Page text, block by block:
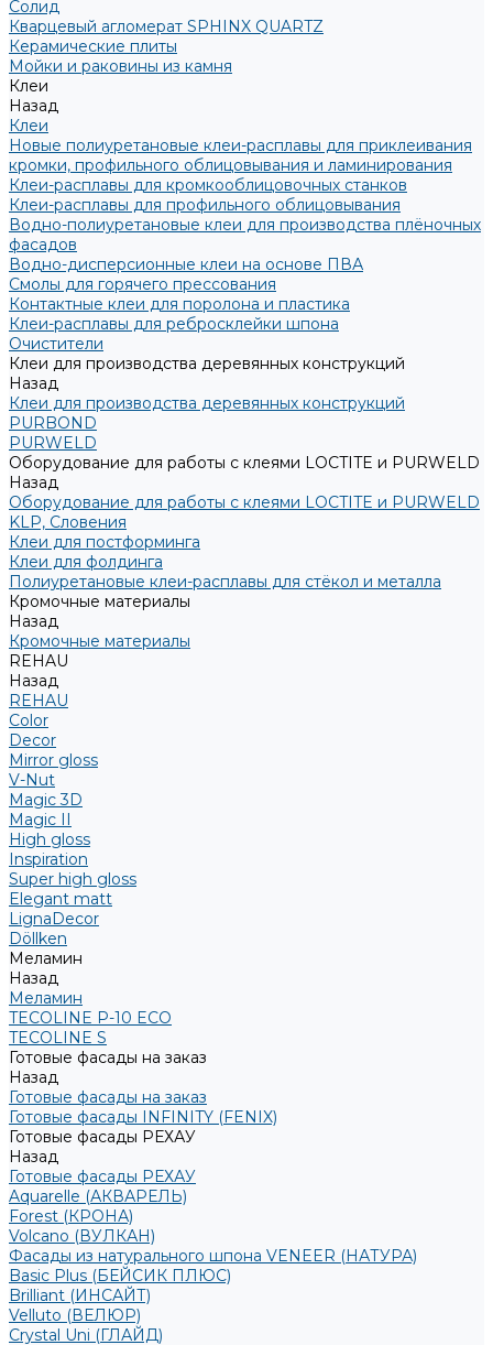
Солид
Кварцевый агломерат SPHINX QUARTZ
Керамические плиты
Мойки и раковины из камня
Клеи
Назад
Клеи
Новые полиуретановые клеи-расплавы для приклеивания
кромки, профильного облицовывания и ламинирования
Клеи-расплавы для кромкооблицовочных станков
Клеи-расплавы для профильного облицовывания
Водно-полиуретановые клеи для производства плёночных
фасадов
Водно-дисперсионные клеи на основе ПВА
Смолы для горячего прессования
Контактные клеи для поролона и пластика
Клеи-расплавы для ребросклейки шпона
Очистители
Клеи для производства деревянных конструкций
Назад
Клеи для производства деревянных конструкций
PURBOND
PURWELD
Оборудование для работы с клеями LOCTITE и PURWELD
Назад
Оборудование для работы с клеями LOCTITE и PURWELD
KLP, Словения
Клеи для постформинга
Клеи для фолдинга
Полиуретановые клеи-расплавы для стёкол и металла
Кромочные материалы
Назад
Кромочные материалы
REHAU
Назад
REHAU
Color
Decor
Mirror gloss
V-Nut
Magic 3D
Magic II
High gloss
Inspiration
Super high gloss
Elegant matt
LignaDecor
Döllken
Меламин
Назад
Меламин
TECOLINE P-10 ECO
TECOLINE S
Готовые фасады на заказ
Назад
Готовые фасады на заказ
Готовые фасады INFINITY (FENIX)
Готовые фасады РЕХАУ
Назад
Готовые фасады РЕХАУ
Aquarelle (АКВАРЕЛЬ)
Forest (КРОНА)
Volcano (ВУЛКАН)
Фасады из натурального шпона VENEER (НАТУРА)
Basic Plus (БЕЙСИК ПЛЮС)
Brilliant (ИНСАЙТ)
Velluto (ВЕЛЮР)
Crystal Uni (ГЛАЙД)